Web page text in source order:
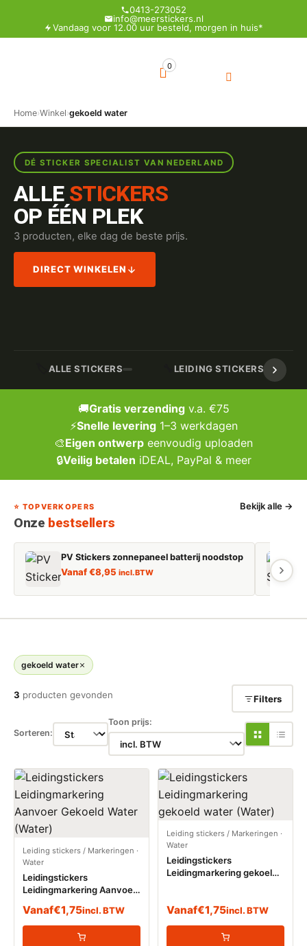
0413-273052
info@meerstickers.nl
Vandaag voor 12.00 uur besteld, morgen in huis*
0
Home›Winkel›gekoeld water
DÉ STICKER SPECIALIST VAN NEDERLAND
ALLE STICKERS
OP ÉÉN PLEK
3 producten, elke dag de beste prijs.
DIRECT WINKELEN
ALLE STICKERS LEIDING STICKERS /
🚚Gratis verzendingv.a. €75
⚡Snelle levering1–3 werkdagen
🎨Eigen ontwerp eenvoudig uploaden
🔒Veilig betalen iDEAL, PayPal & meer
⭐ TOPVERKOPERS
Onze bestsellers
Bekijk alle →
PV Stickers zonnepaneel batterij noodstop
Vanaf€8,95 incl. BTW
gekoeld water
3 producten gevonden Filters
Sorteren:
Toon prijs:
Leiding stickers / Markeringen ·
Water
Leidingstickers
Leidingmarkering Aanvoer
Vanaf€1,75incl. BTW
Leiding stickers / Markeringen ·
Water
Leidingstickers
Leidingmarkering gekoeld
Vanaf€1,75incl. BTW